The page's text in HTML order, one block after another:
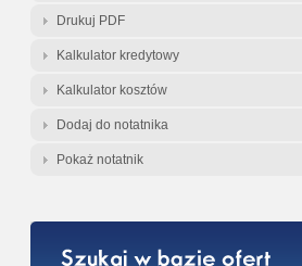
Drukuj PDF
Kalkulator kredytowy
Kalkulator kosztów
Dodaj do notatnika
Pokaż notatnik